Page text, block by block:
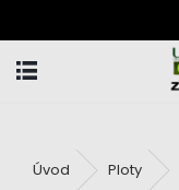
Úvod Ploty